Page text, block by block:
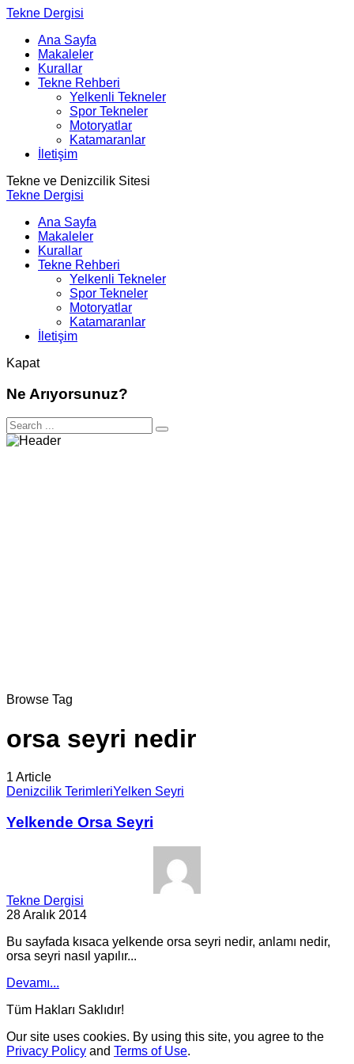
Tekne Dergisi
Ana Sayfa
Makaleler
Kurallar
Tekne Rehberi
Yelkenli Tekneler
Spor Tekneler
Motoryatlar
Katamaranlar
İletişim
Tekne ve Denizcilik Sitesi
Tekne Dergisi
Ana Sayfa
Makaleler
Kurallar
Tekne Rehberi
Yelkenli Tekneler
Spor Tekneler
Motoryatlar
Katamaranlar
İletişim
Kapat
Ne Arıyorsunuz?
Browse Tag
orsa seyri nedir
1 Article
Denizcilik TerimleriYelken Seyri
Yelkende Orsa Seyri
Tekne Dergisi
28 Aralık 2014
Bu sayfada kısaca yelkende orsa seyri nedir, anlamı nedir,
orsa seyri nasıl yapılır...
Devamı...
Tüm Hakları Saklıdır!
Our site uses cookies. By using this site, you agree to the
Privacy Policy and Terms of Use.